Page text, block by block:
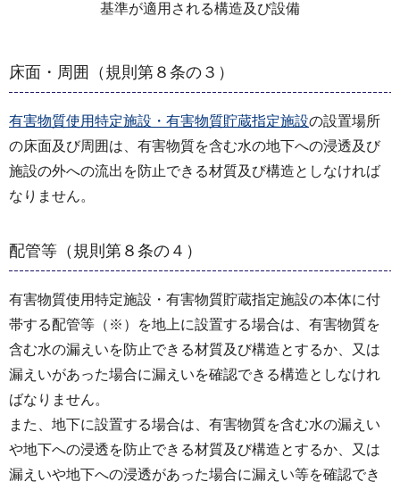
基準が適用される構造及び設備
床面・周囲（規則第８条の３）
有害物質使用特定施設・有害物質貯蔵指定施設の設置場所
の床面及び周囲は、有害物質を含む水の地下への浸透及び
施設の外への流出を防止できる材質及び構造としなければ
なりません。
配管等（規則第８条の４）
有害物質使用特定施設・有害物質貯蔵指定施設の本体に付
帯する配管等（※）を地上に設置する場合は、有害物質を
含む水の漏えいを防止できる材質及び構造とするか、又は
漏えいがあった場合に漏えいを確認できる構造としなけれ
ばなりません。
また、地下に設置する場合は、有害物質を含む水の漏えい
や地下への浸透を防止できる材質及び構造とするか、又は
漏えいや地下への浸透があった場合に漏えい等を確認でき